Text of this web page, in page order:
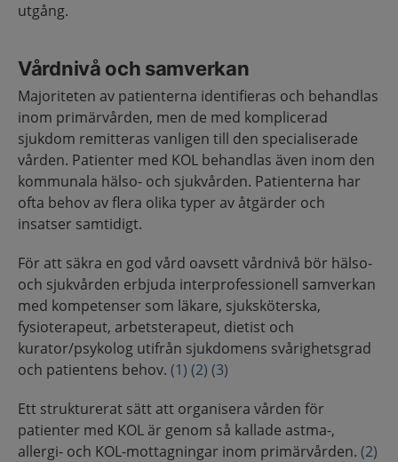
utgång.
Vårdnivå och samverkan
Majoriteten av patienterna identifieras och behandlas
inom primärvården, men de med komplicerad
sjukdom remitteras vanligen till den specialiserade
vården. Patienter med KOL behandlas även inom den
kommunala hälso- och sjukvården. Patienterna har
ofta behov av flera olika typer av åtgärder och
insatser samtidigt.
För att säkra en god vård oavsett vårdnivå bör hälso-
och sjukvården erbjuda interprofessionell samverkan
med kompetenser som läkare, sjuksköterska,
fysioterapeut, arbetsterapeut, dietist och
kurator/psykolog utifrån sjukdomens svårighetsgrad
och patientens behov. (1) (2) (3)
Ett strukturerat sätt att organisera vården för
patienter med KOL är genom så kallade astma-,
allergi- och KOL-mottagningar inom primärvården. (2)